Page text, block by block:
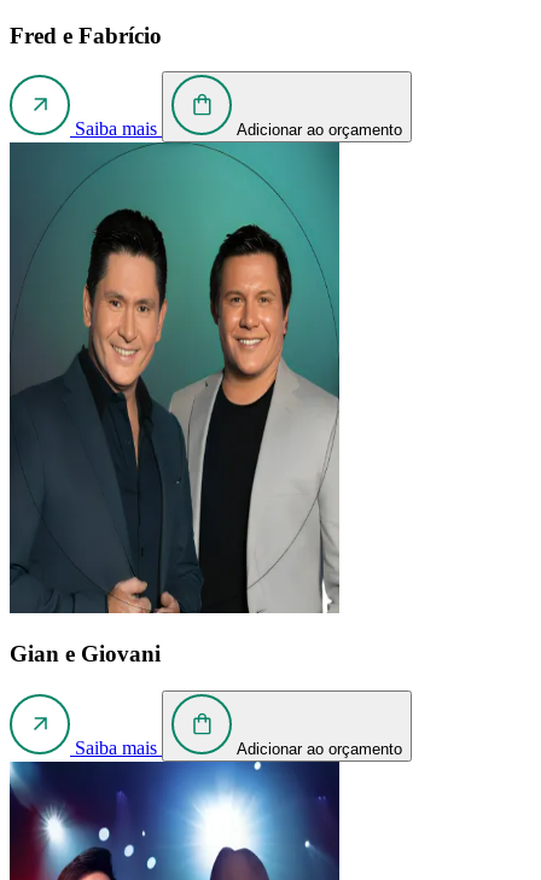
Fred e Fabrício
Saiba mais Adicionar ao orçamento
Gian e Giovani
Saiba mais Adicionar ao orçamento